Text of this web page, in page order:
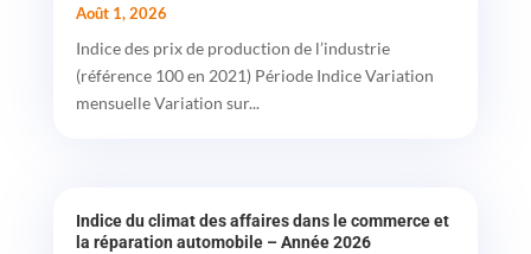
Août 1, 2026
Indice des prix de production de l’industrie
(référence 100 en 2021) Période Indice Variation
mensuelle Variation sur...
Indice du climat des affaires dans le commerce et
la réparation automobile – Année 2026